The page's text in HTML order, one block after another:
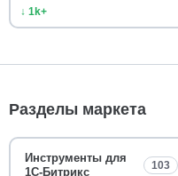
↓ 1k+
Разделы маркета
Инструменты для
1С-Битрикс
103